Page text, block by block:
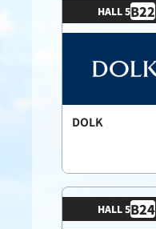
HALL 5B22
DOLK
HALL 5B24